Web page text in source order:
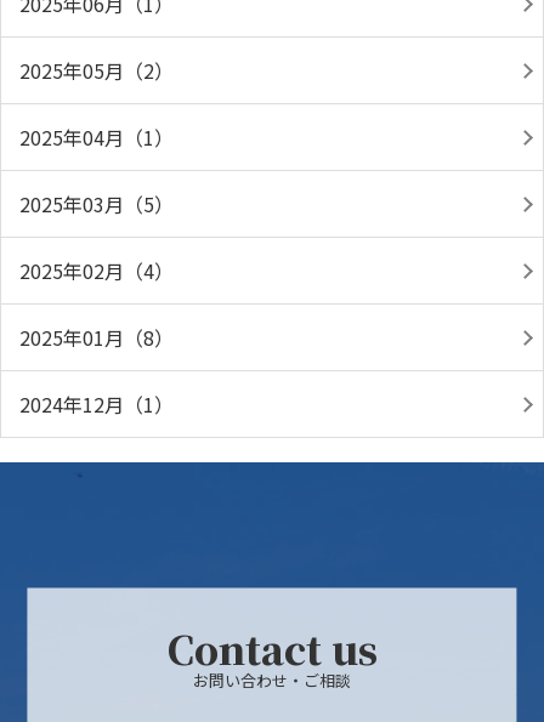
2025年05月（2）
2025年04月（1）
2025年03月（5）
2025年02月（4）
2025年01月（8）
2024年12月（1）
Contact us
お問い合わせ・ご相談